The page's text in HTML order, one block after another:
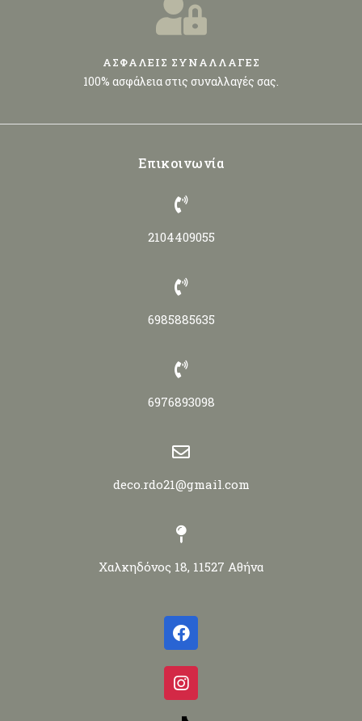
ΑΣΦΑΛΕΙΣ ΣΥΝΑΛΛΑΓΕΣ
100% ασφάλεια στις συναλλαγές σας.
Επικοινωνία
2104409055
6985885635
6976893098
deco.rdo21@gmail.com
Χαλκηδόνος 18, 11527 Αθήνα